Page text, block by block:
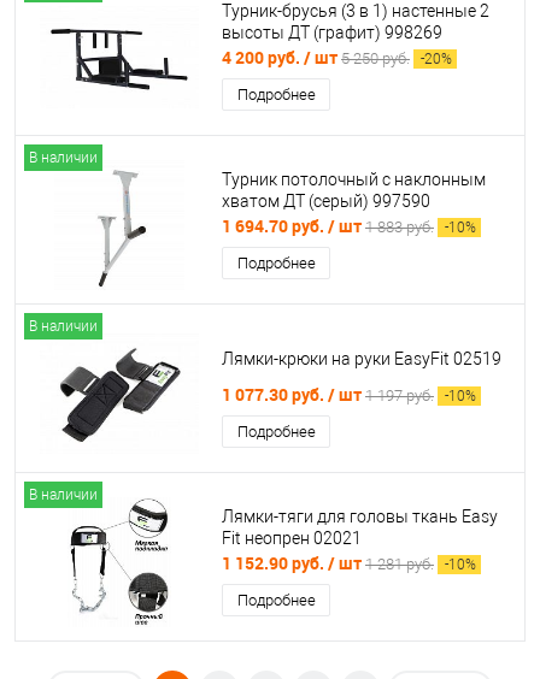
Турник-брусья (3 в 1) настенные 2
высоты ДТ (графит) 998269
4 200 руб. / шт 5 250 руб. -20%
Подробнее
В наличии
Турник потолочный с наклонным
хватом ДТ (серый) 997590
1 694.70 руб. / шт 1 883 руб. -10%
Подробнее
В наличии
Лямки-крюки на руки EasyFit 02519
1 077.30 руб. / шт 1 197 руб. -10%
Подробнее
В наличии
Лямки-тяги для головы ткань Easy
Fit неопрен 02021
1 152.90 руб. / шт 1 281 руб. -10%
Подробнее